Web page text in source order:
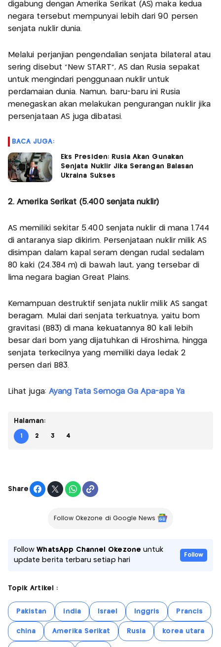
digabung dengan Amerika Serikat (AS) maka kedua
negara tersebut mempunyai lebih dari 90 persen
senjata nuklir dunia.
Melalui perjanjian pengendalian senjata bilateral atau
sering disebut “New START”, AS dan Rusia sepakat
untuk mengindari penggunaan nuklir untuk
perdamaian dunia. Namun, baru-baru ini Rusia
menegaskan akan melakukan pengurangan nuklir jika
persenjataan AS juga dibatasi.
BACA JUGA:
Eks Presiden: Rusia Akan Gunakan
Senjata Nuklir Jika Serangan Balasan
Ukraina Sukses
2. Amerika Serikat (5.400 senjata nuklir)
AS memiliki sekitar 5.400 senjata nuklir di mana 1.744
di antaranya siap dikirim. Persenjataan nuklir milik AS
disimpan dalam kapal seram dengan rudal sedalam
80 kaki (24.384 m) di bawah laut, yang tersebar di
lima negara bagian Great Plains.
Kemampuan destruktif senjata nuklir milik AS sangat
beragam. Mulai dari senjata terkuatnya, yaitu bom
gravitasi (B83) di mana kekuatannya 80 kali lebih
besar dari bom yang dijatuhkan di Hiroshima, hingga
senjata terkecilnya yang memiliki daya ledak 2
persen dari B83.
Lihat juga: Ayang Tata Semoga Ga Apa-apa Ya
Halaman:
1 2 3 4
Share
Follow Okezone di Google News
FollowWhatsApp Channel Okezone untuk
update berita terbaru setiap hari
Follow
Topik Artikel :
Pakistan india Israel Inggris Prancis
china Amerika Serikat Rusia korea utara